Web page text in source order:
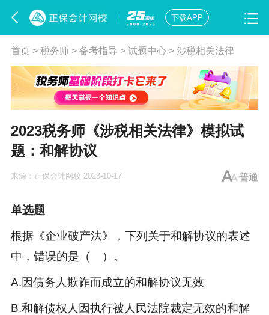
下载APP
首页> 税务师> 备考指导 > 试题中心> 涉税相关法律
2023税务师《涉税相关法律》模拟试
题：和解协议
普通
来源： 正保会计网校 2023-10-17
单选题
根据《企业破产法》，下列关于和解协议的表述
中，错误的是（ ）。
A.因债务人欺诈而成立的和解协议无效
B.和解债权人因执行被人民法院裁定无效的和解